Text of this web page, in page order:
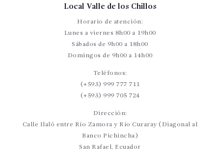
Local Valle de los Chillos
Horario de atención:
Lunes a viernes 8h00 a 19h00
Sábados de 9h00 a 18h00
Domingos de 9h00 a 14h00
Teléfonos:
(+593) 999 777 711
(+593) 999 705 724
Dirección:
Calle Ilaló entre Río Zamora y Río Curaray (Diagonal al
Banco Pichincha)
San Rafael, Ecuador